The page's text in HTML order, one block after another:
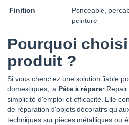
Finition
Ponceable,
peinture
Pourquoi
produit ?
Si vous cherchez une solution fiable
domestiques, la Pâte à réparerRepair
simplicité d'emploi et efficacité. Elle
de réparation d'objets décoratifs
techniques sur pièces métalliques ou